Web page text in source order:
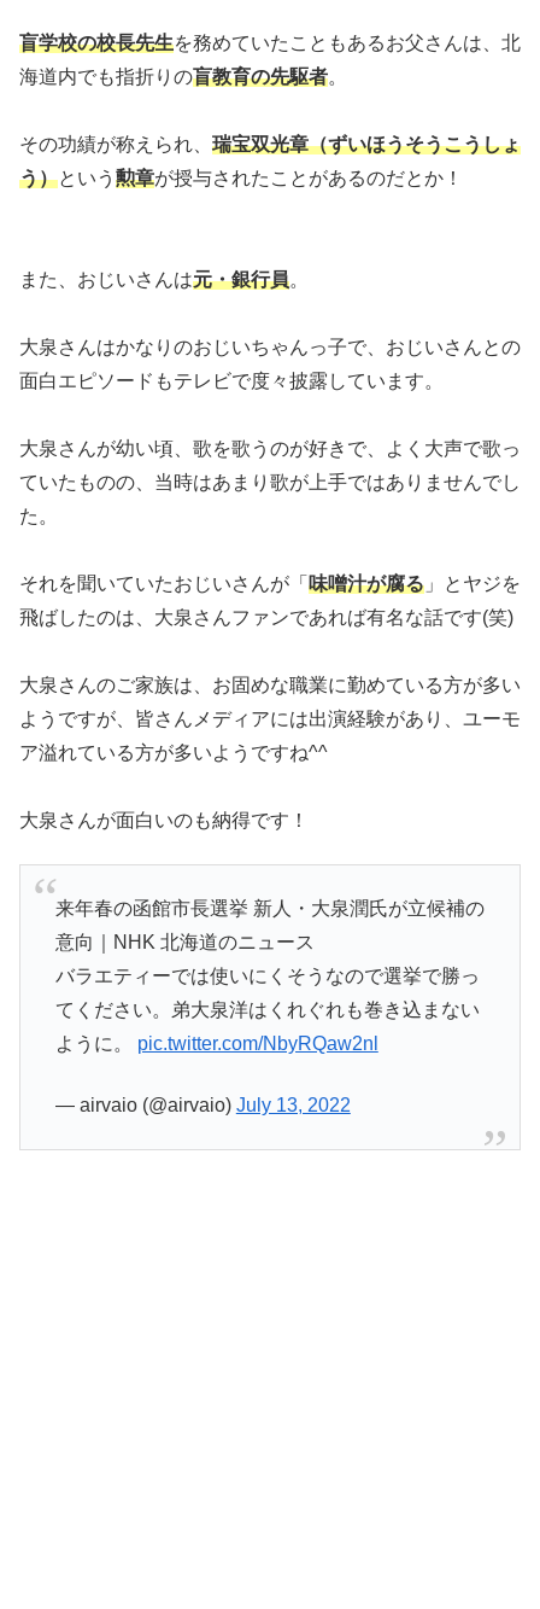
盲学校の校長先生を務めていたこともあるお父さんは、北
海道内でも指折りの盲教育の先駆者。
その功績が称えられ、 瑞宝双光章（ずいほうそうこうしょ
う）という 勲章が授与されたことがあるのだとか！
また、おじいさんは元・銀行員。
大泉さんはかなりのおじいちゃんっ子で、おじいさんとの
面白エピソードもテレビで度々披露しています。
大泉さんが幼い頃、歌を歌うのが好きで、よく大声で歌っ
ていたものの、当時はあまり歌が上手ではありませんでし
た。
それを聞いていたおじいさんが「 味噌汁が腐る 」とヤジを
飛ばしたのは、大泉さんファンであれば有名な話です(笑)
大泉さんのご家族は、お固めな職業に勤めている方が多い
ようですが、皆さんメディアには出演経験があり、ユーモ
ア溢れている方が多いようですね^^
大泉さんが面白いのも納得です！
来年春の函館市長選挙 新人・大泉潤氏が立候補の
意向｜NHK 北海道のニュース
バラエティーでは使いにくそうなので選挙で勝っ
てください。弟大泉洋はくれぐれも巻き込まない
ように。 pic.twitter.com/NbyRQaw2nl
— airvaio (@airvaio) July 13, 2022